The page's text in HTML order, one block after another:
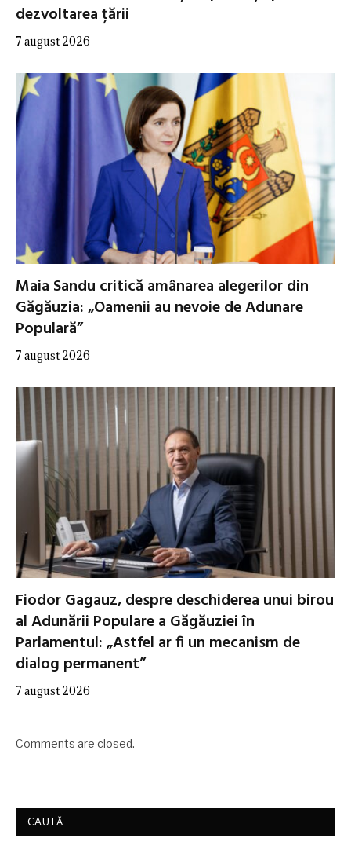
dezvoltarea țării
7 august 2026
Maia Sandu critică amânarea alegerilor din
Găgăuzia: „Oamenii au nevoie de Adunare
Populară”
7 august 2026
Fiodor Gagauz, despre deschiderea unui birou
al Adunării Populare a Găgăuziei în
Parlamentul: „Astfel ar fi un mecanism de
dialog permanent”
7 august 2026
Comments are closed.
CAUTĂ